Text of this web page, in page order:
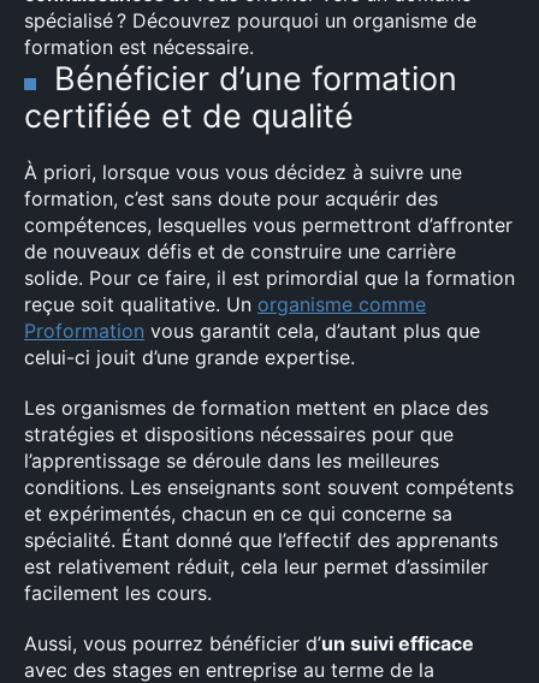
spécialisé ? Découvrez pourquoi un organisme de
formation est nécessaire.
Bénéficier d’une formation
certifiée et de qualité
À priori, lorsque vous vous décidez à suivre une
formation, c’est sans doute pour acquérir des
compétences, lesquelles vous permettront d’affronter
de nouveaux défis et de construire une carrière
solide. Pour ce faire, il est primordial que la formation
reçue soit qualitative. Un organisme comme
Proformation vous garantit cela, d’autant plus que
celui-ci jouit d’une grande expertise.
Les organismes de formation mettent en place des
stratégies et dispositions nécessaires pour que
l’apprentissage se déroule dans les meilleures
conditions. Les enseignants sont souvent compétents
et expérimentés, chacun en ce qui concerne sa
spécialité. Étant donné que l’effectif des apprenants
est relativement réduit, cela leur permet d’assimiler
facilement les cours.
Aussi, vous pourrez bénéficier d’un suivi efficace
avec des stages en entreprise au terme de la